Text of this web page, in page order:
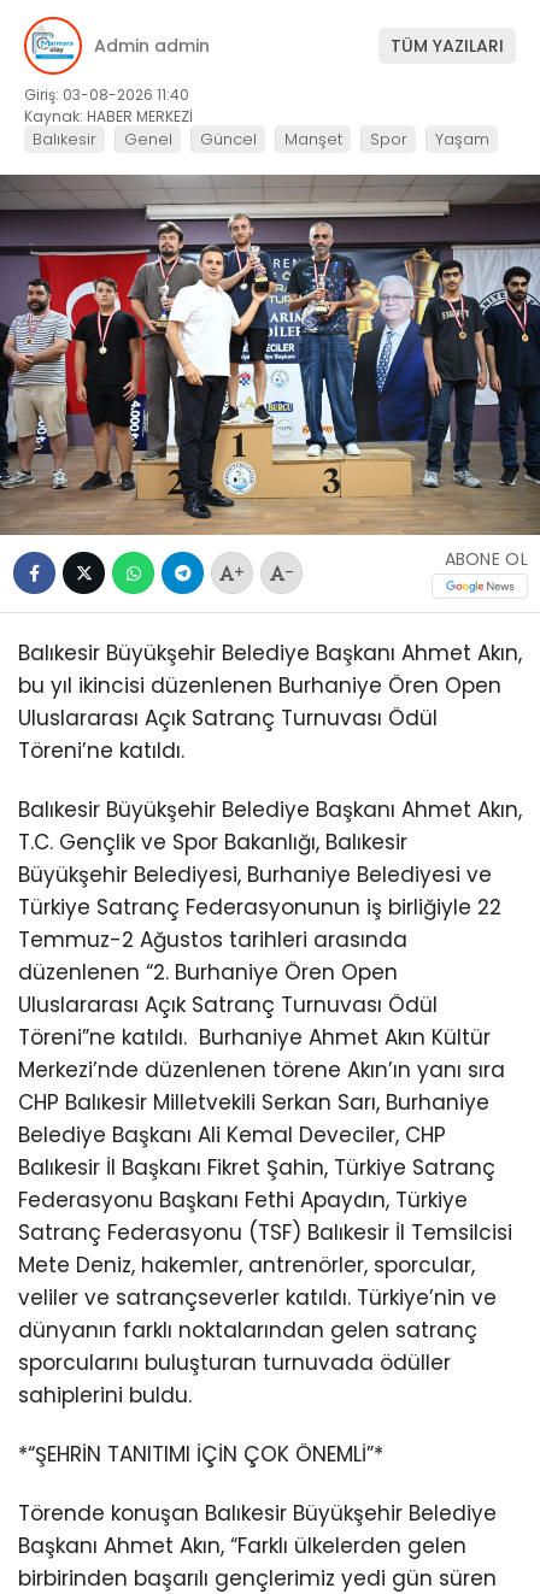
Admin admin TÜM YAZILARI
Giriş: 03-08-2026 11:40
Kaynak: HABER MERKEZİ
Balıkesir Genel Güncel Manşet Spor Yaşam
+ -
ABONE OL
Balıkesir Büyükşehir Belediye Başkanı Ahmet Akın,
bu yıl ikincisi düzenlenen Burhaniye Ören Open
Uluslararası Açık Satranç Turnuvası Ödül
Töreni’ne katıldı.
Balıkesir Büyükşehir Belediye Başkanı Ahmet Akın,
T.C. Gençlik ve Spor Bakanlığı, Balıkesir
Büyükşehir Belediyesi, Burhaniye Belediyesi ve
Türkiye Satranç Federasyonunun iş birliğiyle 22
Temmuz-2 Ağustos tarihleri arasında
düzenlenen “2. Burhaniye Ören Open
Uluslararası Açık Satranç Turnuvası Ödül
Töreni”ne katıldı. Burhaniye Ahmet Akın Kültür
Merkezi’nde düzenlenen törene Akın’ın yanı sıra
CHP Balıkesir Milletvekili Serkan Sarı, Burhaniye
Belediye Başkanı Ali Kemal Deveciler, CHP
Balıkesir İl Başkanı Fikret Şahin, Türkiye Satranç
Federasyonu Başkanı Fethi Apaydın, Türkiye
Satranç Federasyonu (TSF) Balıkesir İl Temsilcisi
Mete Deniz, hakemler, antrenörler, sporcular,
veliler ve satrançseverler katıldı. Türkiye’nin ve
dünyanın farklı noktalarından gelen satranç
sporcularını buluşturan turnuvada ödüller
sahiplerini buldu.
*“ŞEHRİN TANITIMI İÇİN ÇOK ÖNEMLİ”*
Törende konuşan Balıkesir Büyükşehir Belediye
Başkanı Ahmet Akın, “Farklı ülkelerden gelen
birbirinden başarılı gençlerimiz yedi gün süren